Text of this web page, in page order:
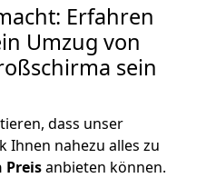
Erfahren
Umzug von
sein
dass unser
Ihnen nahezu alles zu
Preisanbieten können.